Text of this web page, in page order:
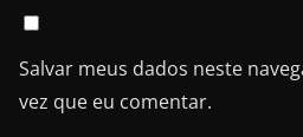
Salvar meus dados neste
vez que eu comentar.